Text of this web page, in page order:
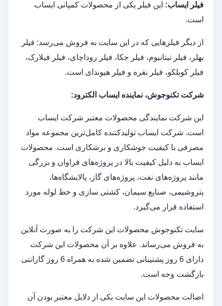
فیلر ایساب: این فیلر یکی از محصولات کمپانی ایساب
است.
از دیگر فیلرهایی که در این سایت به فروش می‌رسد: فیلر
بهلر، فیلر تیتانیوم، فیلر جکا، فیلر روداچای، فیلر فیلارک،
فیلر کوبلکو، فیلر نقره و فیلر هیوندای است.
شرکت تکنوجوش، نماینده ایساب الکترود:
این شرکت نمایندگی محصولات معتبر شرکت ایساب
است. شرکت ایساب تولیدکننده کامل‌ترین مجموعه مواد
مصرفی با کیفیت جوشکاری و برشکاری است. محصولات
ایساب به دلیل کیفیت بالا در پروژه‌های فراوان و بزرگی
مانند پروژه‌های نفت، پروژه‌های گاز، پالایشگاه‌ها،
پتروشیمی، صنایع سیمان، کشتی سازی و خط لوله مورد
استفاده قرار می‌گیرد.
سایت تکنوجوش محصولات این شرکت را به صورت آنلاین
به فروش می‌رساند. علاوه بر آن محصولات این شرکت
دارای 6 روز پشتیبانی تضمین شده به همراه 6 روز گارانتی
بازگشت وجه است.
اصالت محصولات این سایت یکی از دلایل معتبر بودن آن